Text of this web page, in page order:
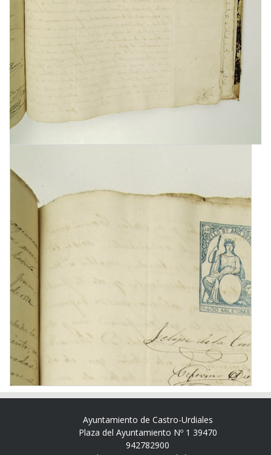
Ayuntamiento de Castro-Urdiales
Plaza del Ayuntamiento Nº 1 39470
942782900